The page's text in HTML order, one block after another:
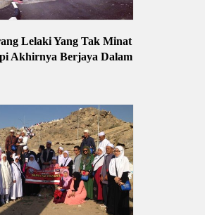
Lelaki Yang Tak Minat
Akhirnya Berjaya Dalam